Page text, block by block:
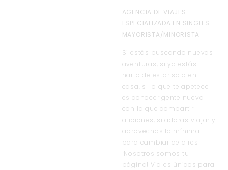
AGENCIA DE VIAJES
ESPECIALIZADA EN SINGLES –
MAYORISTA/MINORISTA
Si estás buscando nuevas
aventuras, si ya estás
harto de estar solo en
casa, si lo que te apetece
es conocer gente nueva
con la que compartir
aficiones, si adoras viajar y
aprovechas la mínima
para cambiar de aires
¡Nosotros somos tu
página! Viajes únicos para